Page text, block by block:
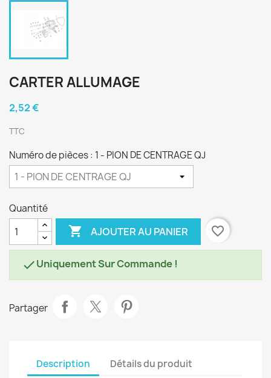
CARTER ALLUMAGE
2,52 €
TTC
Numéro de pièces : 1 - PION DE CENTRAGE QJ
Quantité
 AJOUTER AU PANIER favorite_border
Uniquement Sur Commande !
Partager
Description Détails du produit